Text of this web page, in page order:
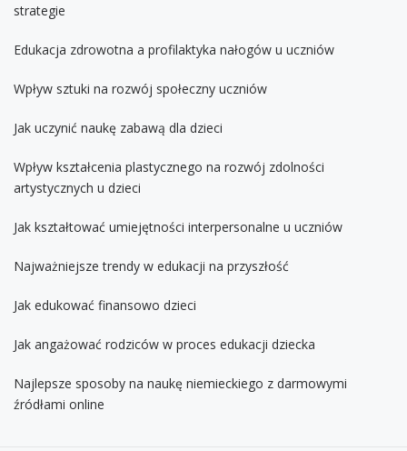
strategie
Edukacja zdrowotna a profilaktyka nałogów u uczniów
Wpływ sztuki na rozwój społeczny uczniów
Jak uczynić naukę zabawą dla dzieci
Wpływ kształcenia plastycznego na rozwój zdolności
artystycznych u dzieci
Jak kształtować umiejętności interpersonalne u uczniów
Najważniejsze trendy w edukacji na przyszłość
Jak edukować finansowo dzieci
Jak angażować rodziców w proces edukacji dziecka
Najlepsze sposoby na naukę niemieckiego z darmowymi
źródłami online